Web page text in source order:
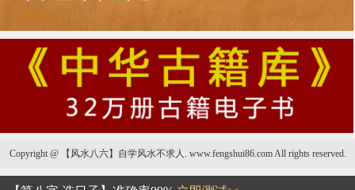
Copyright @ 【风水八六】自学风水不求人. www.fengshui86.com All rights reserved.
云南省春节有哪些忌讳不能犯